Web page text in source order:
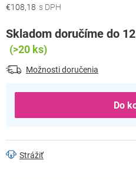
€108,18
Jednotková
Skladom doručíme do
(>20 ks)
Možnosti doručenia
Do
Strážiť